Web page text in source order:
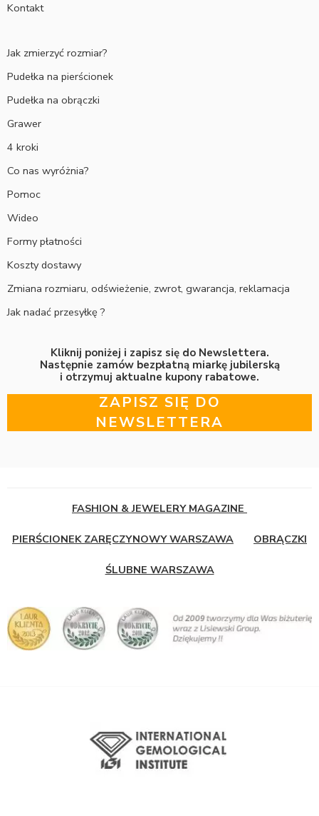
Kontakt
Jak zmierzyć rozmiar?
Pudełka na pierścionek
Pudełka na obrączki
Grawer
4 kroki
Co nas wyróżnia?
Pomoc
Wideo
Formy płatności
Koszty dostawy
Zmiana rozmiaru, odświeżenie, zwrot, gwarancja, reklamacja
Jak nadać przesyłkę ?
Kliknij poniżej i zapisz się do Newslettera.
Następnie zamów bezpłatną miarkę jubilerską
i otrzymuj aktualne kupony rabatowe.
ZAPISZ SIĘ DO
NEWSLETTERA
FASHION & JEWELERY MAGAZINE
PIERŚCIONEK ZARĘCZYNOWY WARSZAWA OBRĄCZKI
ŚLUBNE WARSZAWA